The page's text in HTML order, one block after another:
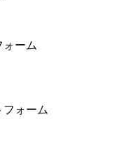
ォーム
フォーム